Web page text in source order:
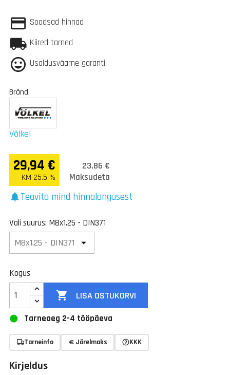
Soodsad hinnad
Kiired tarned
Usaldusväärne garantii
Bränd
Völkel
29,94 €
KM 25.5 %
23,86 €
Maksudeta
notificationsTeavita mind hinnalangusest
Vali suurus: M8x1.25 - DIN371
Kogus
 LISA OSTUKORVI
Tarneaeg 2-4 tööpäeva
Tarneinfo Järelmaks KKK
Kirjeldus